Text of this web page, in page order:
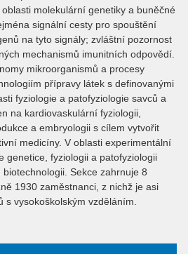
molekulární genetiky a buněčné
signální cesty pro spouštění
na tyto signály; zvláštní pozornost
mechanismů imunitních odpovědí.
mikroorganismů a procesy
přípravy látek s definovanými
fyziologie a patofyziologie savců a
na kardiovaskulární fyziologii,
a embryologii s cílem vytvořit
medicíny. V oblasti experimentální
genetice, fyziologii a patofyziologii
Sekce zahrnuje 8
1930 zaměstnanci, z nichž je asi
s vysokoškolským vzděláním.